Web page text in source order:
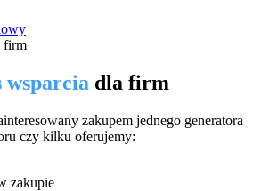
wsparcia dla firm
zakupem jednego generatora
czy kilku oferujemy:
zakupie